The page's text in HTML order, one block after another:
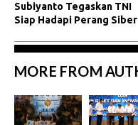
Subiyanto Tegaskan TNI
Siap Hadapi Perang Siber
MORE FROM